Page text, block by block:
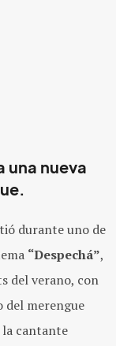
una nueva
durante uno de
“Despechá”,
del verano, con
del merengue
la cantante